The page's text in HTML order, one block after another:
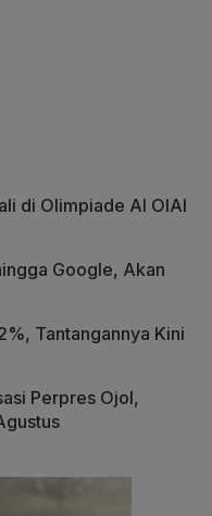
di Olimpiade AI OIAI
Google, Akan
Tantangannya Kini
Perpres Ojol,